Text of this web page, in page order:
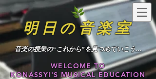
明日の音楽室
​音楽の授業の“これから”を見つめていこう…
WELCOME TO
KONASSYI'S MUSICAL EDUCATION